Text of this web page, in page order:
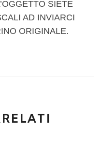
SIETE
AD INVIARCI
ORIGINALE.